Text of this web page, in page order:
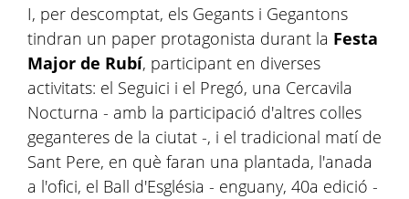
I, per descomptat, els Gegants i Gegantons
tindran un paper protagonista durant la Festa
Major de Rubí, participant en diverses
activitats: el Seguici i el Pregó, una Cercavila
Nocturna - amb la participació d'altres colles
geganteres de la ciutat -, i el tradicional matí de
Sant Pere, en què faran una plantada, l'anada
a l'ofici, el Ball d'Església - enguany, 40a edició -